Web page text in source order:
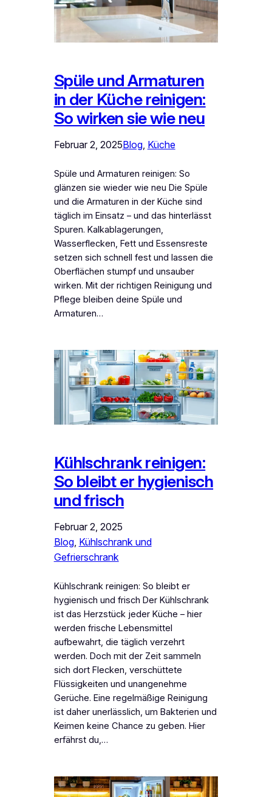
Spüle und Armaturen
in der Küche reinigen:
So wirken sie wie neu
Februar 2, 2025Blog, Küche
Spüle und Armaturen reinigen: So
glänzen sie wieder wie neu Die Spüle
und die Armaturen in der Küche sind
täglich im Einsatz – und das hinterlässt
Spuren. Kalkablagerungen,
Wasserflecken, Fett und Essensreste
setzen sich schnell fest und lassen die
Oberflächen stumpf und unsauber
wirken. Mit der richtigen Reinigung und
Pflege bleiben deine Spüle und
Armaturen…
Kühlschrank reinigen:
So bleibt er hygienisch
und frisch
Februar 2, 2025
Blog, Kühlschrank und
Gefrierschrank
Kühlschrank reinigen: So bleibt er
hygienisch und frisch Der Kühlschrank
ist das Herzstück jeder Küche – hier
werden frische Lebensmittel
aufbewahrt, die täglich verzehrt
werden. Doch mit der Zeit sammeln
sich dort Flecken, verschüttete
Flüssigkeiten und unangenehme
Gerüche. Eine regelmäßige Reinigung
ist daher unerlässlich, um Bakterien und
Keimen keine Chance zu geben. Hier
erfährst du,…